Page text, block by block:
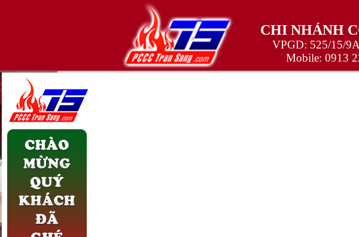
CHI NHÁNH
VPGD: 525/15/
Mobile: 0913